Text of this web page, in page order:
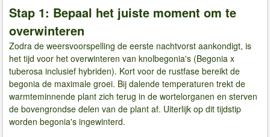
Stap 1: Bepaal het juiste moment om te
overwinteren
Zodra de weersvoorspelling de eerste nachtvorst aankondigt, is
het tijd voor het overwinteren van knolbegonia's (Begonia x
tuberosa inclusief hybriden). Kort voor de rustfase bereikt de
begonia de maximale groei. Bij dalende temperaturen trekt de
warmteminnende plant zich terug in de wortelorganen en sterven
de bovengrondse delen van de plant af. Uiterlijk op dit tijdstip
worden begonia's ingewinterd.